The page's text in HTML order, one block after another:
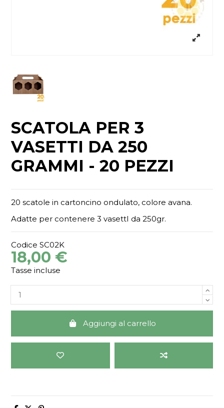
SCATOLA PER 3
VASETTI DA 250
GRAMMI - 20 PEZZI
20 scatole in cartoncino ondulato, colore avana.
Adatte per contenere 3 vasettI da 250gr.
Codice SC02K
18,00 €
Tasse incluse
Aggiungi al carrello